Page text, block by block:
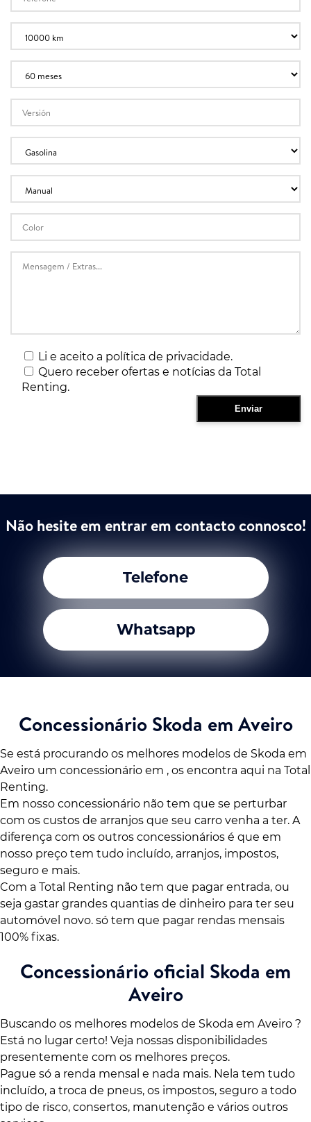
Li e aceito a política de privacidade.
Quero receber ofertas e notícias da Total
Renting.
Não hesite em entrar em contacto connosco!
Telefone
Whatsapp
Concessionário Skoda em Aveiro
Se está procurando os melhores modelos de Skoda em
Aveiro um concessionário em , os encontra aqui na Total
Renting.
Em nosso concessionário não tem que se perturbar
com os custos de arranjos que seu carro venha a ter. A
diferença com os outros concessionários é que em
nosso preço tem tudo incluído, arranjos, impostos,
seguro e mais.
Com a Total Renting não tem que pagar entrada, ou
seja gastar grandes quantias de dinheiro para ter seu
automóvel novo. só tem que pagar rendas mensais
100% fixas.
Concessionário oficial Skoda em
Aveiro
Buscando os melhores modelos de Skoda em Aveiro ?
Está no lugar certo! Veja nossas disponibilidades
presentemente com os melhores preços.
Pague só a renda mensal e nada mais. Nela tem tudo
incluído, a troca de pneus, os impostos, seguro a todo
tipo de risco, consertos, manutenção e vários outros